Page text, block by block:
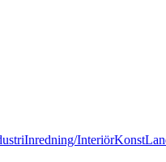
Inredning/InteriörKonst